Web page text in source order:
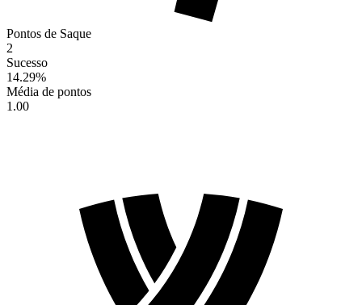
Pontos de Saque
2
Sucesso
14.29%
Média de pontos
1.00